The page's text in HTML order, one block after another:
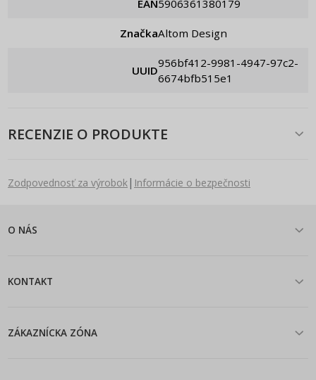
EAN 5906361380179
Značka Altom Design
UUID
956bf412-9981-4947-97c2-
6674bfb515e1
RECENZIE O PRODUKTE
Zodpovednosť za výrobok| Informácie o bezpečnosti
O NÁS
KONTAKT
ZÁKAZNÍCKA ZÓNA